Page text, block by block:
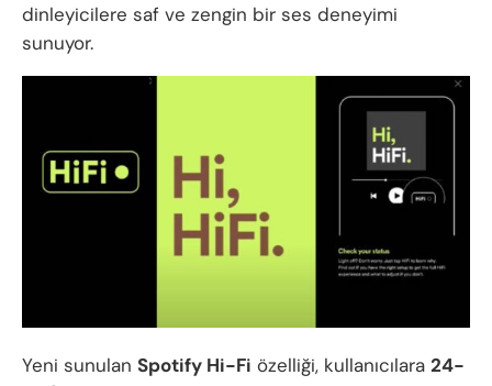
dinleyicilere saf ve zengin bir ses deneyimi
sunuyor.
Yeni sunulan Spotify Hi-Fi özelliği, kullanıcılara 24-